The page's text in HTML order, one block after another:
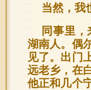
当然，我
同事里
湖南人。偶
见了。出门
远老乡，在
他正和几个